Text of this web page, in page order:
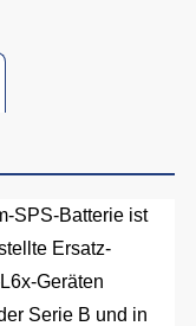
SPS-Batterie ist
Ersatz-
Geräten
Serie B und in